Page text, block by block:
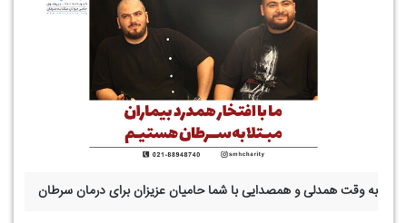
به وقت همدلی و همصدایی با شما حامیان عزیزان برای درمان سرطان